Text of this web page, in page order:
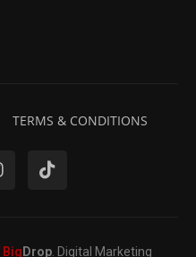
TERMS & CONDITIONS
Big Drop. Digital Marketing